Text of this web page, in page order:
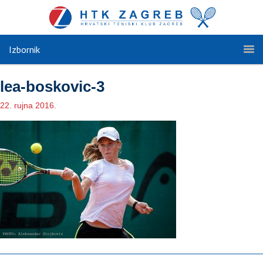
Izbornik
lea-boskovic-3
22. rujna 2016.